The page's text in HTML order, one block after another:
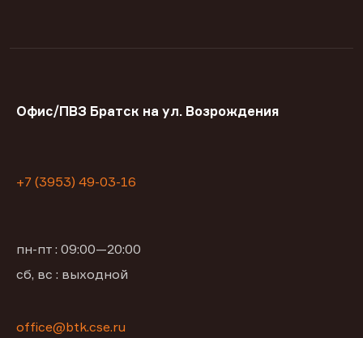
Офис/ПВЗ Братск на ул. Возрождения
+7 (3953) 49-03-16
пн-пт : 09:00—20:00
сб, вс : выходной
office@btk.cse.ru